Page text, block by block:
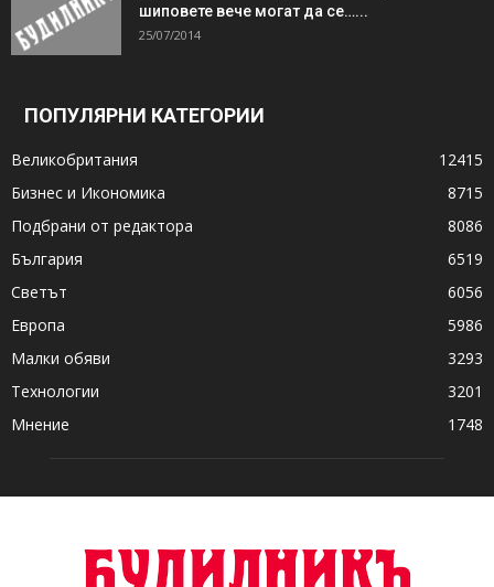
шиповете вече могат да се…...
25/07/2014
ПОПУЛЯРНИ КАТЕГОРИИ
Великобритания
12415
Бизнес и Икономика
8715
Подбрани от редактора
8086
България
6519
Светът
6056
Европа
5986
Малки обяви
3293
Технологии
3201
Мнение
1748